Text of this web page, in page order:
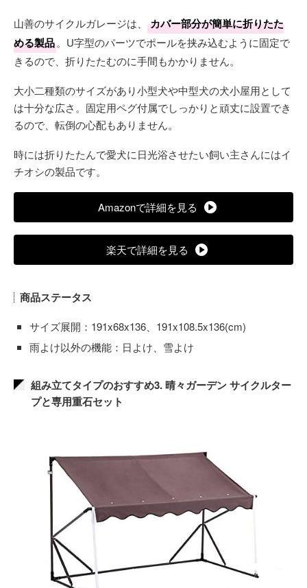
山善のサイクルガレージは、
カバー部分が簡単に折りたた
める製品。U字型のパーツでポールを挟み込むように固定で
きるので、折りたたむのに手間もかかりません。
大小二種類のサイズがあり小型犬や中型犬の犬小屋用として
は十分な広さ。固定用ペグ付属でしっかりと頑丈に設置でき
るので、転倒の心配もありません。
時には折りたたんで愛犬に日光浴させたい飼い主さんにはイ
チオシの製品です。
Amazonで詳細を見る
楽天で詳細を見る
商品ステータス
サイズ展開：191x68x136、191x108.5x136(cm)
雨よけ以外の機能：日よけ、雪よけ
組み立てタイプのおすすめ3. 晴々ガーデン サイクルター
プと専用重石セット